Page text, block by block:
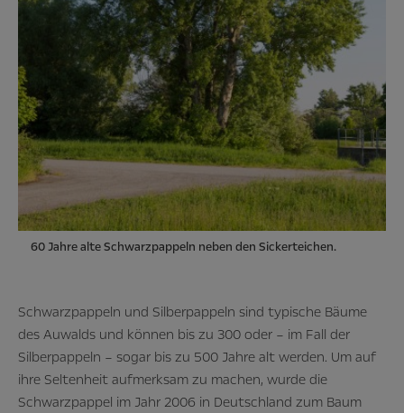
60 Jahre alte Schwarzpappeln neben den Sickerteichen.
Schwarzpappeln und Silberpappeln sind typische Bäume
des Auwalds und können bis zu 300 oder – im Fall der
Silberpappeln – sogar bis zu 500 Jahre alt werden. Um auf
ihre Seltenheit aufmerksam zu machen, wurde die
Schwarzpappel im Jahr 2006 in Deutschland zum Baum